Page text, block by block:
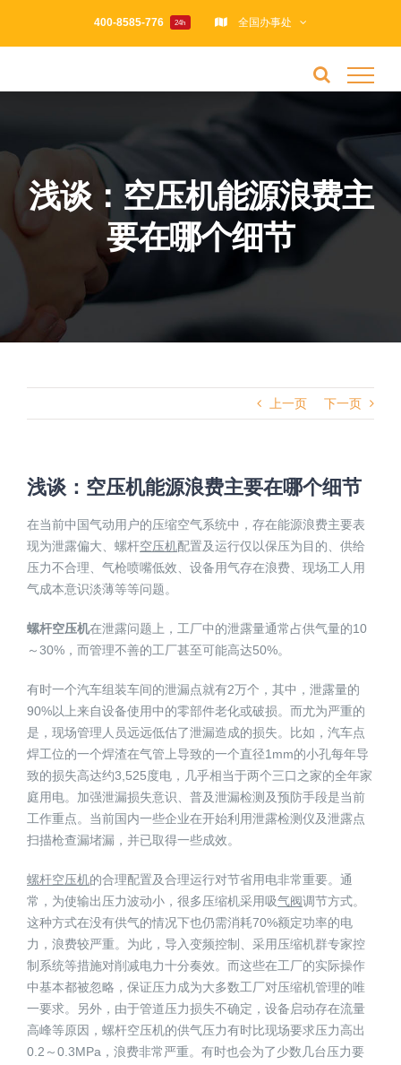
400-8585-776 24h 全国办事处
浅谈：空压机能源浪费主
要在哪个细节
上一页 下一页
浅谈：空压机能源浪费主要在哪个细节
在当前中国气动用户的压缩空气系统中，存在能源浪费主要表
现为泄露偏大、螺杆空压机配置及运行仅以保压为目的、供给
压力不合理、气枪喷嘴低效、设备用气存在浪费、现场工人用
气成本意识淡薄等等问题。
螺杆空压机在泄露问题上，工厂中的泄露量通常占供气量的10
～30%，而管理不善的工厂甚至可能高达50%。
有时一个汽车组装车间的泄漏点就有2万个，其中，泄露量的
90%以上来自设备使用中的零部件老化或破损。而尤为严重的
是，现场管理人员远远低估了泄漏造成的损失。比如，汽车点
焊工位的一个焊渣在气管上导致的一个直径1mm的小孔每年导
致的损失高达约3,525度电，几乎相当于两个三口之家的全年家
庭用电。加强泄漏损失意识、普及泄漏检测及预防手段是当前
工作重点。当前国内一些企业在开始利用泄露检测仪及泄露点
扫描枪查漏堵漏，并已取得一些成效。
螺杆空压机的合理配置及合理运行对节省用电非常重要。通
常，为使输出压力波动小，很多压缩机采用吸气阀调节方式。
这种方式在没有供气的情况下也仍需消耗70%额定功率的电
力，浪费较严重。为此，导入变频控制、采用压缩机群专家控
制系统等措施对削减电力十分奏效。而这些在工厂的实际操作
中基本都被忽略，保证压力成为大多数工厂对压缩机管理的唯
一要求。另外，由于管道压力损失不确定，设备启动存在流量
高峰等原因，螺杆空压机的供气压力有时比现场要求压力高出
0.2～0.3MPa，浪费非常严重。有时也会为了少数几台压力要